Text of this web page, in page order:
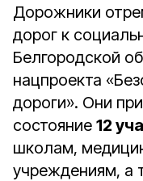
Дорожники
дорог к
Белгородской
нацпроекта
дороги». Они
состояние 12
школам,
учреждениям, а